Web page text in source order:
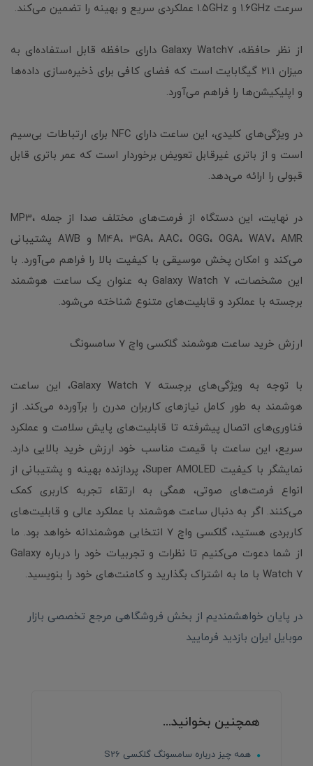
سرعت ۱.۶GHz و ۱.۵GHz عملکردی سریع و بهینه را تضمین می‌کند.
از نظر حافظه، Galaxy Watch7 دارای حافظه قابل استفاده‌ای به
میزان ۲۱.۱ گیگابایت است که فضای کافی برای ذخیره‌سازی داده‌ها
و اپلیکیشن‌ها را فراهم می‌آورد.
در ویژگی‌های کلیدی، این ساعت دارای NFC برای ارتباطات بی‌سیم
است و از باتری غیرقابل تعویض برخوردار است که عمر باتری قابل
قبولی را ارائه می‌دهد.
در نهایت، این دستگاه از فرمت‌های مختلف صدا از جمله MP3،
M4A، 3GA، AAC، OGG، OGA، WAV، AMR و AWB پشتیبانی
می‌کند و امکان پخش موسیقی با کیفیت بالا را فراهم می‌آورد. با
این مشخصات، Galaxy Watch 7 به عنوان یک ساعت هوشمند
برجسته با عملکرد و قابلیت‌های متنوع شناخته می‌شود.
ارزش خرید ساعت هوشمند گلکسی واچ 7 سامسونگ
با توجه به ویژگی‌های برجسته Galaxy Watch 7، این ساعت
هوشمند به طور کامل نیازهای کاربران مدرن را برآورده می‌کند. از
فناوری‌های اتصال پیشرفته تا قابلیت‌های پایش سلامت و عملکرد
سریع، این ساعت با قیمت مناسب خود ارزش خرید بالایی دارد.
نمایشگر با کیفیت Super AMOLED، پردازنده بهینه و پشتیبانی از
انواع فرمت‌های صوتی، همگی به ارتقاء تجربه کاربری کمک
می‌کنند. اگر به دنبال ساعت هوشمند با عملکرد عالی و قابلیت‌های
کاربردی هستید، گلکسی واچ ۷ انتخابی هوشمندانه خواهد بود. ما
از شما دعوت می‌کنیم تا نظرات و تجربیات خود را درباره Galaxy
Watch 7 با ما به اشتراک بگذارید و کامنت‌های خود را بنویسید.
در پایان خواهشمندیم از بخش فروشگاهی مرجع تخصصی بازار
موبایل ایران بازدید فرمایید
همچنین بخوانید...
همه چیز درباره سامسونگ گلکسی S26